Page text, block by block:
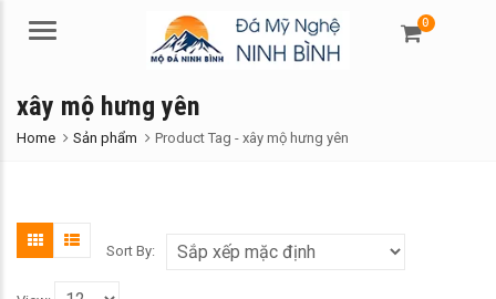
Menu
0
xây mộ hưng yên
Home Sản phẩm Product Tag - xây mộ hưng yên
Sort By: